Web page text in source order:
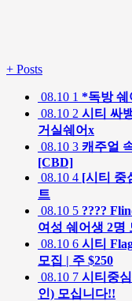
+ Posts
08.10 1 *독방 쉐
08.10 2 시티 싸
거실쉐어x
08.10 3 캐주얼
[CBD]
08.10 4 [시티 중
트
08.10 5 ????
여성 쉐어생 2명
08.10 6 시티
모집 | 주 $250
08.10 7 시티중
인) 모십니다!!